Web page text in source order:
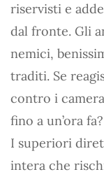
riservisti e
dal fronte. Gli
nemici,
traditi. Se
contro i
fino a un’ora fa?
I superiori
intera che